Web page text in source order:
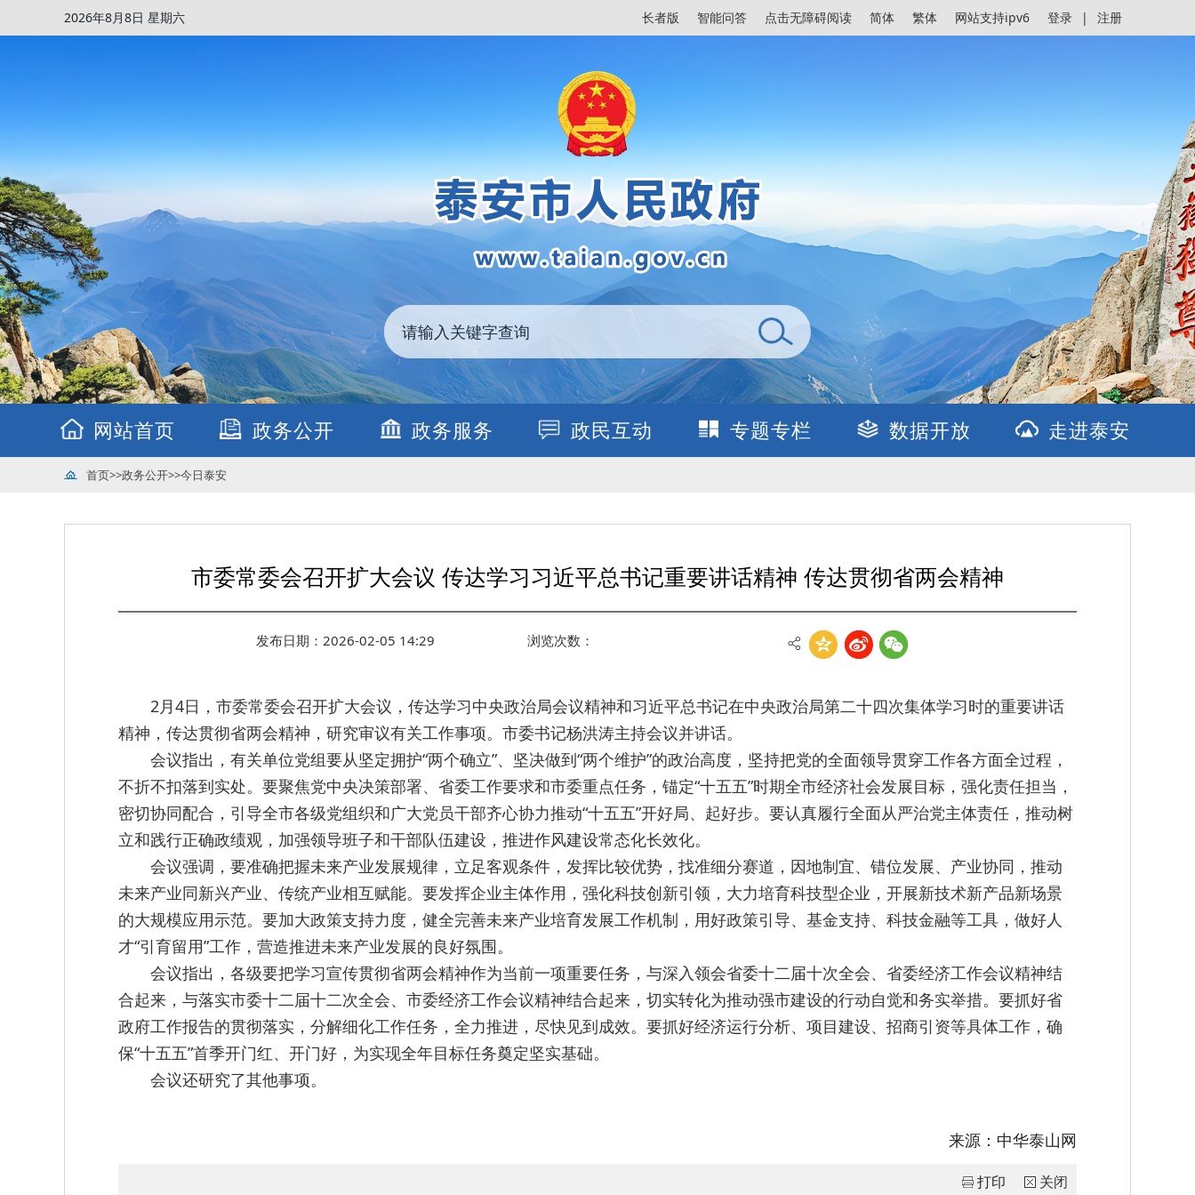
2026年8月8日 星期六 登录 | 注册
长者版 智能问答 点击无障碍阅读 简体 繁体 网站支持ipv6
网站首页 政务公开 政务服务 政民互动 专题专栏 数据开放 走进泰安
首页>>政务公开>>今日泰安
市委常委会召开扩大会议 传达学习习近平总书记重要讲话精神 传达贯彻省两会精神
发布日期：2026-02-05 14:29 浏览次数：
2月4日，市委常委会召开扩大会议，传达学习中央政治局会议精神和习近平总书记在中央政治局第二十四次集体学习时的重要讲话
精神，传达贯彻省两会精神，研究审议有关工作事项。市委书记杨洪涛主持会议并讲话。
会议指出，有关单位党组要从坚定拥护“两个确立”、坚决做到“两个维护”的政治高度，坚持把党的全面领导贯穿工作各方面全过程，
不折不扣落到实处。要聚焦党中央决策部署、省委工作要求和市委重点任务，锚定“十五五”时期全市经济社会发展目标，强化责任担当，
密切协同配合，引导全市各级党组织和广大党员干部齐心协力推动“十五五”开好局、起好步。要认真履行全面从严治党主体责任，推动树
立和践行正确政绩观，加强领导班子和干部队伍建设，推进作风建设常态化长效化。
会议强调，要准确把握未来产业发展规律，立足客观条件，发挥比较优势，找准细分赛道，因地制宜、错位发展、产业协同，推动
未来产业同新兴产业、传统产业相互赋能。要发挥企业主体作用，强化科技创新引领，大力培育科技型企业，开展新技术新产品新场景
的大规模应用示范。要加大政策支持力度，健全完善未来产业培育发展工作机制，用好政策引导、基金支持、科技金融等工具，做好人
才“引育留用”工作，营造推进未来产业发展的良好氛围。
会议指出，各级要把学习宣传贯彻省两会精神作为当前一项重要任务，与深入领会省委十二届十次全会、省委经济工作会议精神结
合起来，与落实市委十二届十二次全会、市委经济工作会议精神结合起来，切实转化为推动强市建设的行动自觉和务实举措。要抓好省
政府工作报告的贯彻落实，分解细化工作任务，全力推进，尽快见到成效。要抓好经济运行分析、项目建设、招商引资等具体工作，确
保“十五五”首季开门红、开门好，为实现全年目标任务奠定坚实基础。
会议还研究了其他事项。
来源： 中华泰山网
关闭
打印